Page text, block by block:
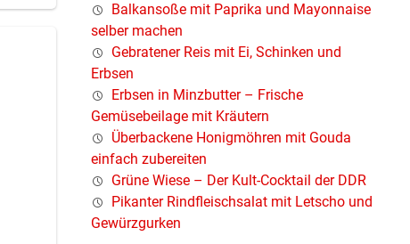
Balkansoße mit Paprika und Mayonnaise
selber machen
Gebratener Reis mit Ei, Schinken und
Erbsen
Erbsen in Minzbutter – Frische
Gemüsebeilage mit Kräutern
Überbackene Honigmöhren mit Gouda
einfach zubereiten
Grüne Wiese – Der Kult-Cocktail der DDR
Pikanter Rindfleischsalat mit Letscho und
Gewürzgurken